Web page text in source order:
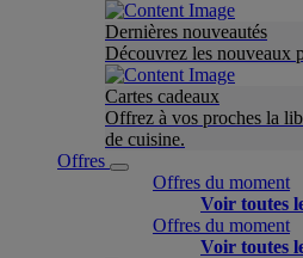
Dernières nouveautés
Découvrez les nouveaux
Cartes cadeaux
Offrez à vos proches la
de cuisine.
Offres
Offres du moment
Voir toutes
Offres du moment
Voir toutes